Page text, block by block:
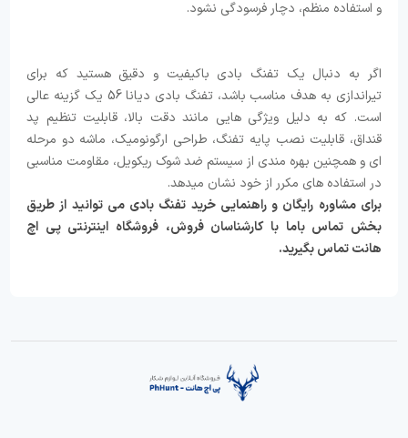
و استفاده منظم، دچار فرسودگی نشود.
اگر به دنبال یک تفنگ بادی باکیفیت و دقیق هستید که برای
تیراندازی به هدف مناسب باشد، تفنگ بادی دیانا 56 یک گزینه عالی
است. که به دلیل ویژگی هایی مانند دقت بالا، قابلیت تنظیم پد
قنداق، قابلیت نصب پایه تفنگ، طراحی ارگونومیک، ماشه دو مرحله
ای و همچنین بهره مندی از سیستم ضد شوک ریکویل، مقاومت مناسبی
در استفاده های مکرر از خود نشان میدهد.
برای مشاوره رایگان و راهنمایی خرید تفنگ بادی می توانید از طریق
بخش تماس باما با کارشناسان فروش، فروشگاه اینترنتی پی اچ
هانت تماس بگیرید.